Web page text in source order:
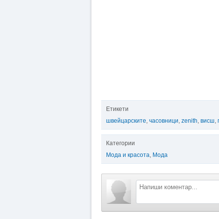
Етикети
швейцарските, часовници, zenith, висш,
Категории
Мода и красота, Мода